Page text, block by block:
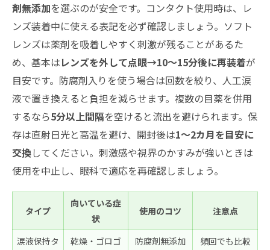
剤無添加を選ぶのが安全です。コンタクト使用時は、レ
ンズ装着中に使える表記を必ず確認しましょう。ソフト
レンズは薬剤を吸着しやすく刺激が残ることがあるた
め、基本はレンズを外して点眼→10〜15分後に再装着が
目安です。防腐剤入りを使う場合は回数を絞り、人工涙
液で置き換えると負担を減らせます。複数の目薬を併用
するなら5分以上間隔を空けると流出を避けられます。保
存は直射日光と高温を避け、開封後は1〜2カ月を目安に
交換してください。刺激感や視界のかすみが強いときは
使用を中止し、眼科で適応を再確認しましょう。
タイプ
向いている症
状
使用のコツ 注意点
涙液保持タ
乾燥・ゴロゴ
防腐剤無添加
頻回でも比較